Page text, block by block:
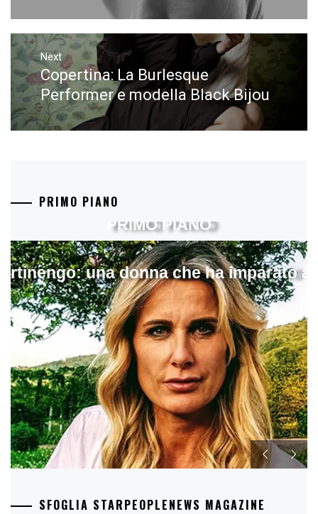
Next
Next
post:
Copertina: La Burlesque
Performer e modella Black Bijou
PRIMO PIANO
una donna che ha imparato a
PRIMO PIANO
SFOGLIA STARPEOPLENEWS MAGAZINE